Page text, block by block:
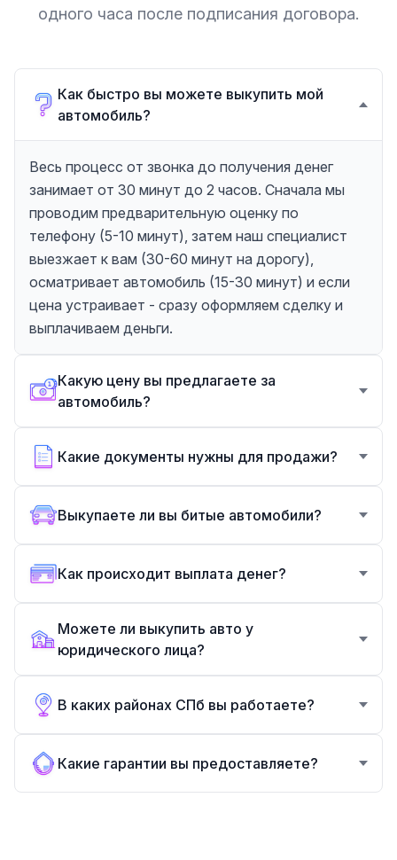
одного часа после подписания договора.
Как быстро вы можете выкупить мой
автомобиль?
Весь процесс от звонка до получения денег
занимает от 30 минут до 2 часов. Сначала мы
проводим предварительную оценку по
телефону (5-10 минут), затем наш специалист
выезжает к вам (30-60 минут на дорогу),
осматривает автомобиль (15-30 минут) и если
цена устраивает - сразу оформляем сделку и
выплачиваем деньги.
Какую цену вы предлагаете за
автомобиль?
Какие документы нужны для продажи?
Выкупаете ли вы битые автомобили?
Как происходит выплата денег?
Можете ли выкупить авто у
юридического лица?
В каких районах СПб вы работаете?
Какие гарантии вы предоставляете?